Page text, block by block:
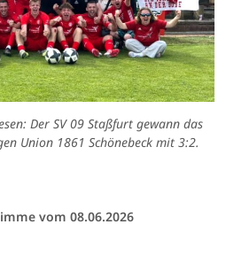
Der SV 09 Staßfurt gewann das
Union 1861 Schönebeck mit 3:2.
vom 08.06.2026